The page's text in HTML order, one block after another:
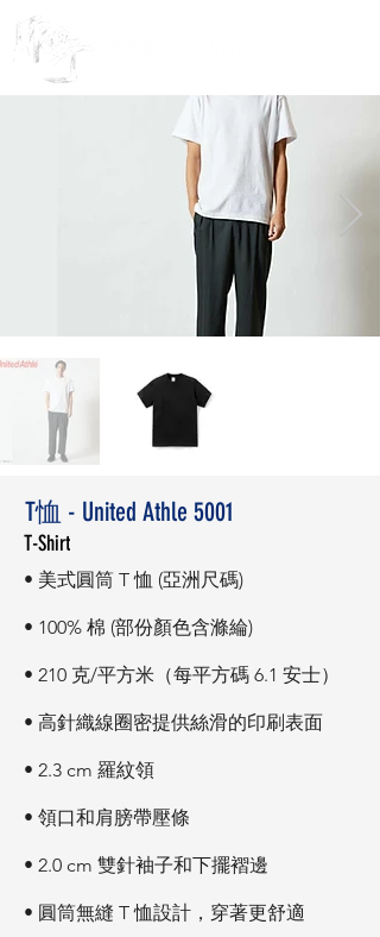
T恤 - United Athle 5001
T-Shirt
• 美式圓筒 T 恤 (亞洲尺碼)
• 100% 棉 (部份顏色含滌綸)
• 210 克/平方米（每平方碼 6.1 安士）
• 高針織線圈密提供絲滑的印刷表面
• 2.3 cm 羅紋領
• 領口和肩膀帶壓條
• 2.0 cm 雙針袖子和下擺褶邊
• 圓筒無縫 T 恤設計，穿著更舒適